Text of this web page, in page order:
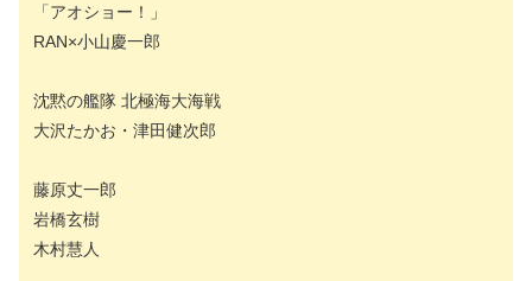
「アオショー！」
RAN×小山慶一郎
沈黙の艦隊 北極海大海戦
大沢たかお・津田健次郎
藤原丈一郎
岩橋玄樹
木村慧人